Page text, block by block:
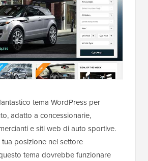
tema WordPress per
adatto a concessionarie,
e siti web di auto sportive.
posizione nel settore
tema dovrebbe funzionare